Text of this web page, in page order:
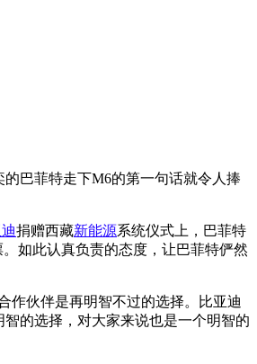
巴菲特走下M6的第一句话就令人捧
捐赠西藏新能源系统仪式上，巴菲特
如此认真负责的态度，让巴菲特俨然
作伙伴是再明智不过的选择。比亚迪
的选择，对大家来说也是一个明智的